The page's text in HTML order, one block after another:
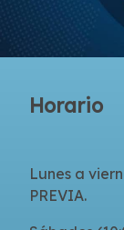
Horario
Lunes a
PREVIA.